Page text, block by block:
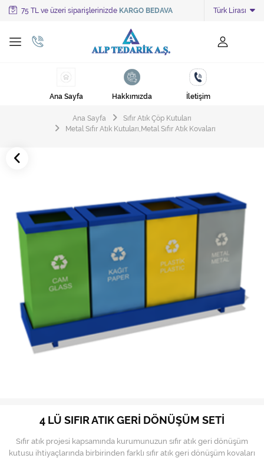
75 TL ve üzeri siparişlerinizde KARGO BEDAVA Türk Lirası
Tüm Kategoriler
Ayakkabı Cila Makineleri
Cila Makineleri
Endüstriyel Zemin Yıkama Makineleri
Halı Kurutma Makineleri
Halı Yıkama Makinesi
Hijyen Malzemeleri
Kıvırcık paspas
Mekanik Dış Alan Süpürücüler
Otel Ekipmanları
Tek-Çift Kovalı Temizlik Arabası
Toptan Temizlik Malzemeleri
Ana Sayfa Hakkımızda İletişim
Ana Sayfa
Sıfır Atık Çöp Kutuları
Metal Sıfır Atık Kutuları,Metal Sıfır Atık Kovaları
4 LÜ SIFIR ATIK GERİ DÖNÜŞÜM SETİ
Sıfır atık projesi kapsamında kurumunuzun sıfır atık geri dönüşüm
kutusu ihtiyaçlarında birbirinden farklı sıfır atık geri dönüşüm kovaları